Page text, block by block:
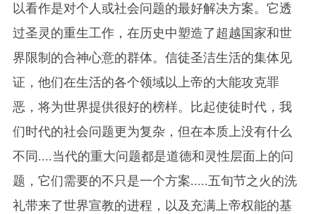
以看作是对个人或社会问题的最好解决方案。它透
过圣灵的重生工作，在历史中塑造了超越国家和世
界限制的合神心意的群体。信徒圣洁生活的集体见
证，他们在生活的各个领域以上帝的大能攻克罪
恶，将为世界提供很好的榜样。比起使徒时代，我
们时代的社会问题更为复杂，但在本质上没有什么
不同....当代的重大问题都是道德和灵性层面上的问
题，它们需要的不只是一个方案.....五旬节之火的洗
礼带来了世界宣教的进程，以及充满上帝权能的基